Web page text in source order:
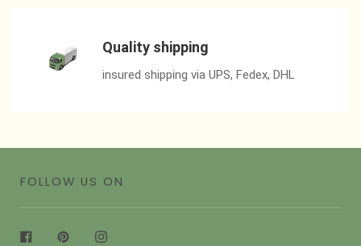
Quality shipping
insured shipping via UPS, Fedex, DHL
FOLLOW US ON
Facebook
PinterestInstagram